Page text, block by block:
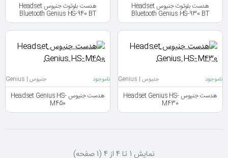
هدست بلوتوث جنیوس Headset
Bluetooth Genius HS-930 BT
هدست بلوتوث جنیوس Headset
Bluetooth Genius HS-940 BT
ناموجود جنیوس | Genius
هدست جنیوس Headset Genius HS-
M430
ناموجود جنیوس | Genius
هدست جنیوس Headset Genius HS-
M450
نمايش 1 تا 4 از 4 (1 صفحه)